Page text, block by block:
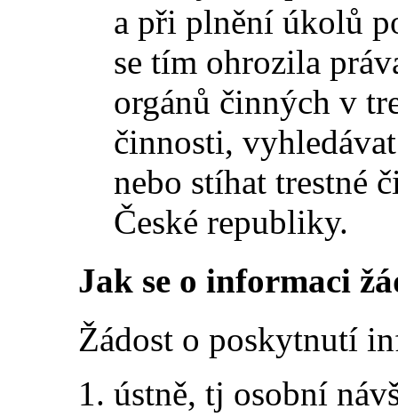
a při plnění úkolů
se tím ohrozila
orgánů činných v
činnosti,
nebo stíhat trestné
České republiky.
Jak se o informaci
Žádost o poskytnutí
ústně, tj osobní